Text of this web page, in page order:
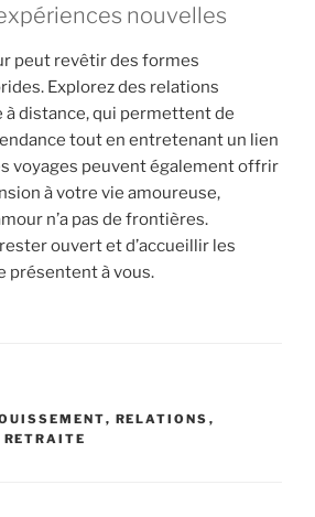
nouvelles
peut revêtir des formes
Explorez des relations
distance, qui permettent de
tout en entretenant un lien
voyages peuvent également offrir
à votre vie amoureuse,
n’a pas de frontières.
ouvert et d’accueillir les
présentent à vous.
, RELATIONS ,
RETRAITE